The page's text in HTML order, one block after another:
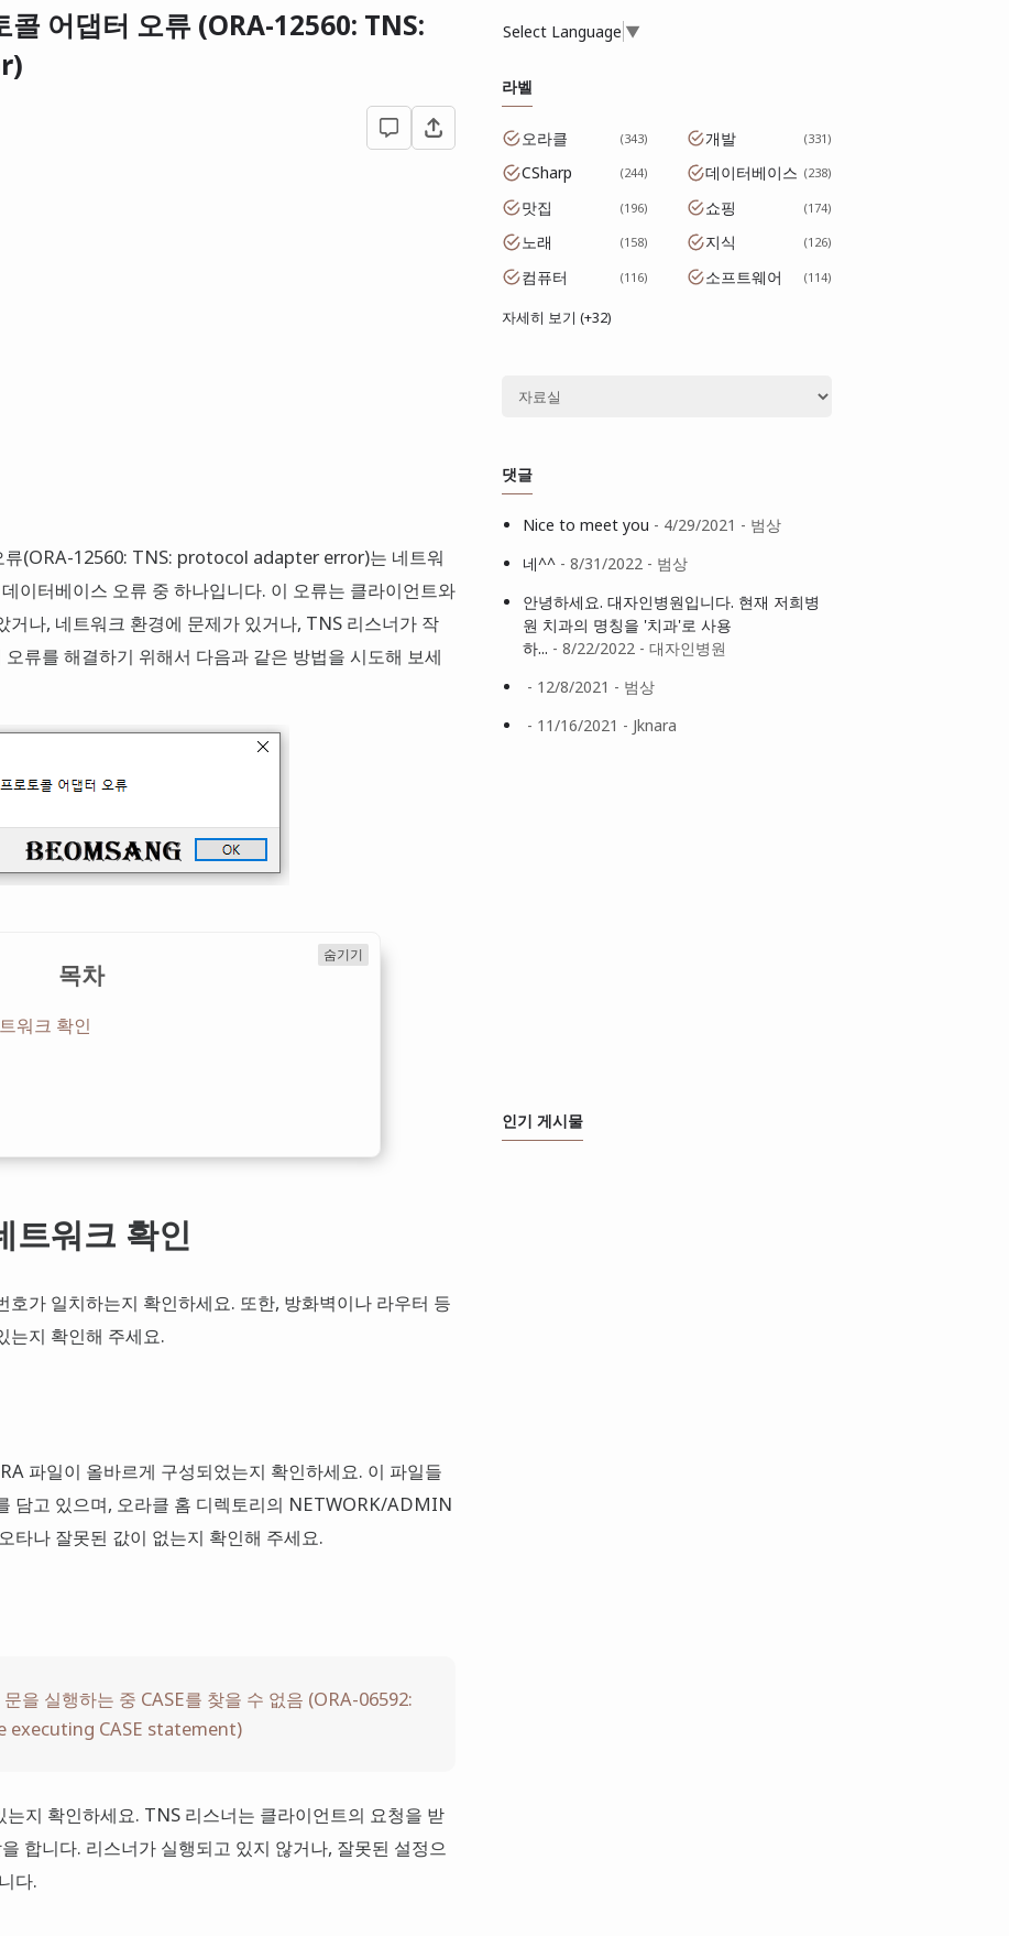
콜 어댑터 오류 (ORA-12560: TNS:
류(ORA-12560: TNS: protocol adapter error)는 네트워
이터베이스 오류 중 하나입니다. 이 오류는 클라이언트와
나, 네트워크 환경에 문제가 있거나, TNS 리스너가 작
류를 해결하기 위해서 다음과 같은 방법을 시도해 보세
목차
숨기기
워크 확인
트워크 확인
가 일치하는지 확인하세요. 또한, 방화벽이나 라우터 등
는지 확인해 주세요.
파일이 올바르게 구성되었는지 확인하세요. 이 파일들
담고 있으며, 오라클 홈 디렉토리의 NETWORK/ADMIN
타나 잘못된 값이 없는지 확인해 주세요.
을 실행하는 중 CASE를 찾을 수 없음 (ORA-06592:
executing CASE statement)
지 확인하세요. TNS 리스너는 클라이언트의 요청을 받
합니다. 리스너가 실행되고 있지 않거나, 잘못된 설정으
다.
Select Language ▼
라벨
오라클 343 개발 331
CSharp 244 데이터베이스 238
맛집 196 쇼핑 174
노래 158 지식 126
컴퓨터 116 소프트웨어 114
자세히 보기 (+32)
댓글
Nice to meet you - 4/29/2021 - 범상
네^^- 8/31/2022- 범상
안녕하세요. 대자인병원입니다. 현재 저희병
원 치과의 명칭을 '치과'로 사용
하... - 8/22/2022- 대자인병원
- 12/8/2021 - 범상
- 11/16/2021 - Jknara
인기 게시물